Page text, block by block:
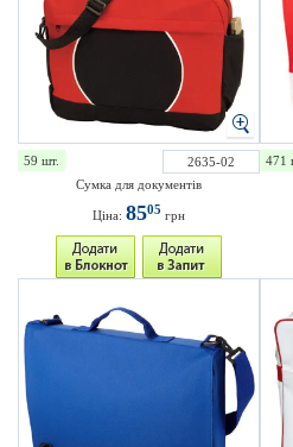
59 шт.
2635-02
Сумка для документів
Ціна: 8505 грн
471